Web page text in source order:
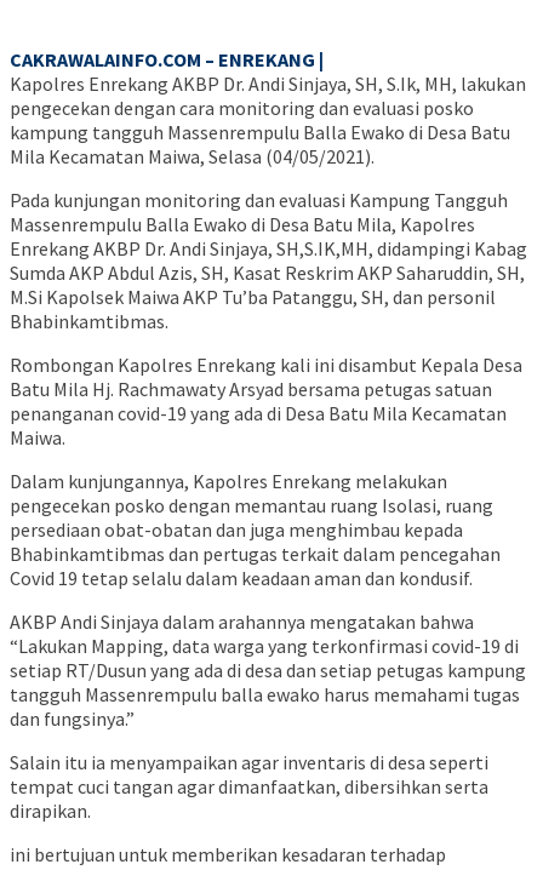
CAKRAWALAINFO.COM – ENREKANG |
Kapolres Enrekang AKBP Dr. Andi Sinjaya, SH, S.Ik, MH, lakukan
pengecekan dengan cara monitoring dan evaluasi posko
kampung tangguh Massenrempulu Balla Ewako di Desa Batu
Mila Kecamatan Maiwa, Selasa (04/05/2021).
Pada kunjungan monitoring dan evaluasi Kampung Tangguh
Massenrempulu Balla Ewako di Desa Batu Mila, Kapolres
Enrekang AKBP Dr. Andi Sinjaya, SH,S.IK,MH, didampingi Kabag
Sumda AKP Abdul Azis, SH, Kasat Reskrim AKP Saharuddin, SH,
M.Si Kapolsek Maiwa AKP Tu’ba Patanggu, SH, dan personil
Bhabinkamtibmas.
Rombongan Kapolres Enrekang kali ini disambut Kepala Desa
Batu Mila Hj. Rachmawaty Arsyad bersama petugas satuan
penanganan covid-19 yang ada di Desa Batu Mila Kecamatan
Maiwa.
Dalam kunjungannya, Kapolres Enrekang melakukan
pengecekan posko dengan memantau ruang Isolasi, ruang
persediaan obat-obatan dan juga menghimbau kepada
Bhabinkamtibmas dan pertugas terkait dalam pencegahan
Covid 19 tetap selalu dalam keadaan aman dan kondusif.
AKBP Andi Sinjaya dalam arahannya mengatakan bahwa
“Lakukan Mapping, data warga yang terkonfirmasi covid-19 di
setiap RT/Dusun yang ada di desa dan setiap petugas kampung
tangguh Massenrempulu balla ewako harus memahami tugas
dan fungsinya.”
Salain itu ia menyampaikan agar inventaris di desa seperti
tempat cuci tangan agar dimanfaatkan, dibersihkan serta
dirapikan.
ini bertujuan untuk memberikan kesadaran terhadap